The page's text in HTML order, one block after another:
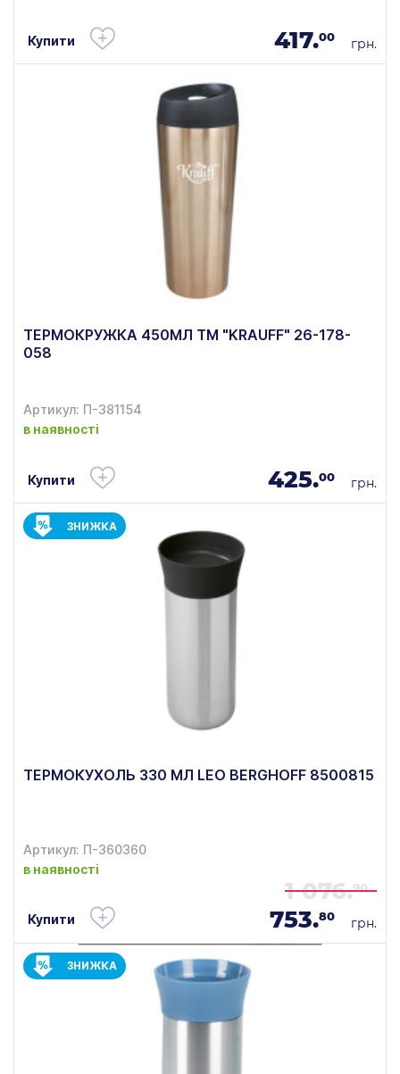
Купити 417.00 грн.
ТЕРМОКРУЖКА 450МЛ TM "KRAUFF" 26-178-
058
Артикул: П-381154
в наявності
Купити 425.00 грн.
ЗНИЖКА
ТЕРМОКУХОЛЬ 330 МЛ LEO BERGHOFF 8500815
Артикул: П-360360
в наявності
1 076.90
Купити 753.80 грн.
ЗНИЖКА